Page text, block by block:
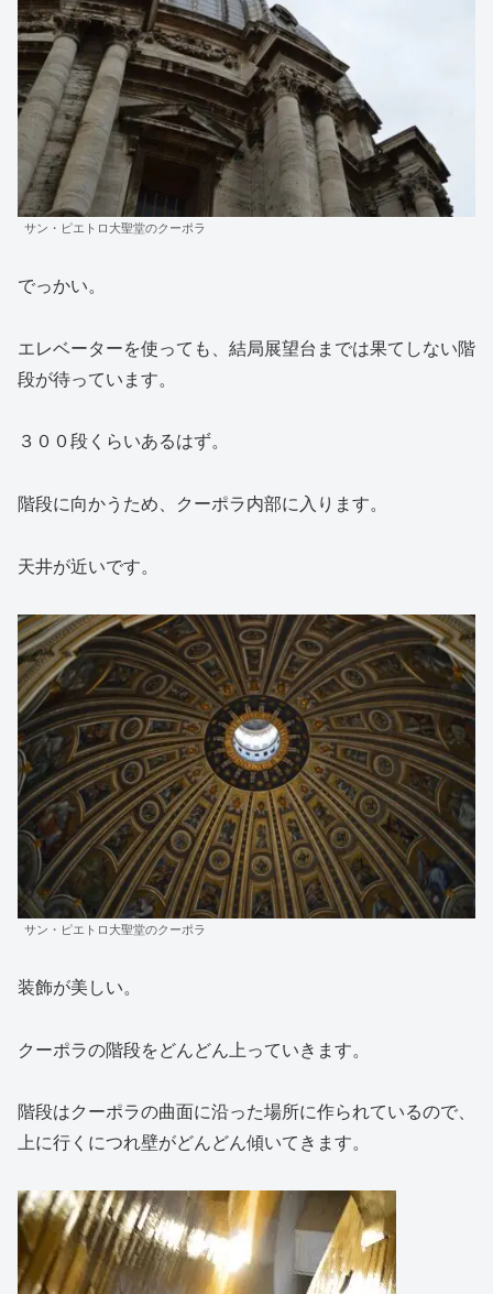
サン・ピエトロ大聖堂のクーポラ
でっかい。
エレベーターを使っても、結局展望台までは果てしない階
段が待っています。
３００段くらいあるはず。
階段に向かうため、クーポラ内部に入ります。
天井が近いです。
サン・ピエトロ大聖堂のクーポラ
装飾が美しい。
クーポラの階段をどんどん上っていきます。
階段はクーポラの曲面に沿った場所に作られているので、
上に行くにつれ壁がどんどん傾いてきます。